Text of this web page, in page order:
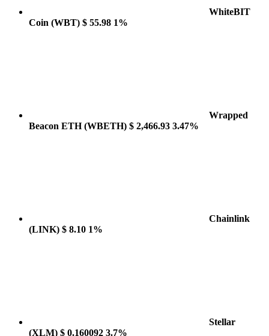
WhiteBIT
Coin (WBT) $ 55.98 1%
Wrapped
Beacon ETH(WBETH) $ 2,466.93 3.47%
Chainlink
(LINK) $ 8.10 1%
Stellar
(XLM) $ 0.160092 3.7%